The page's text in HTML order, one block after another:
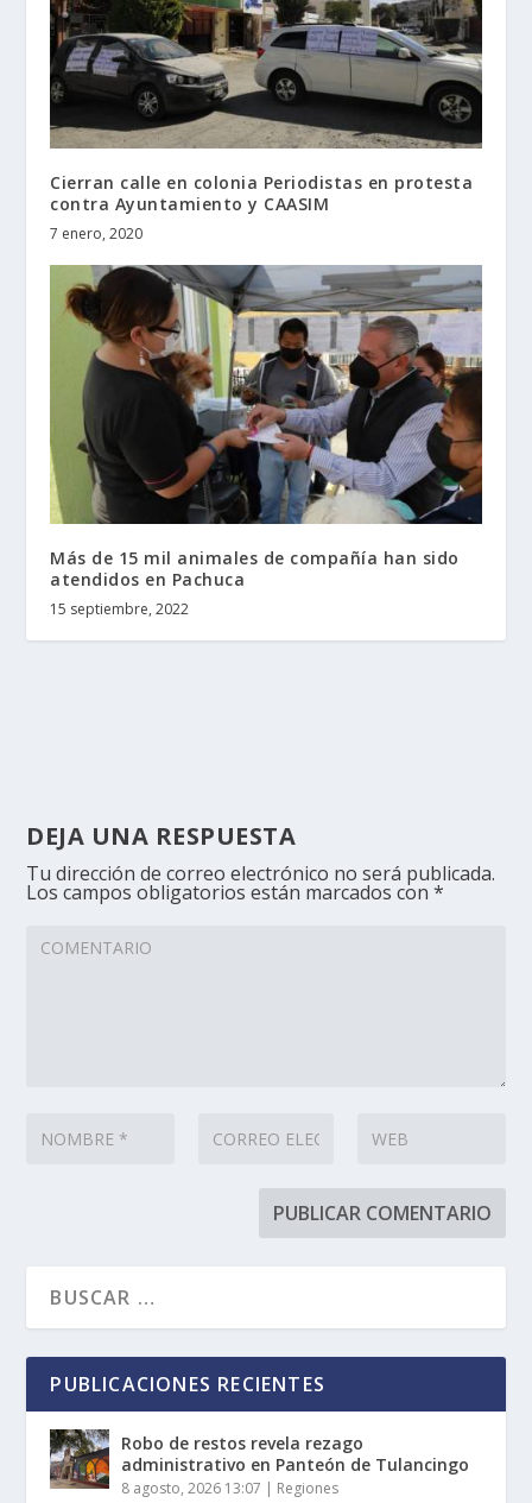
Cierran calle en colonia Periodistas en protesta
contra Ayuntamiento y CAASIM
7 enero, 2020
Más de 15 mil animales de compañía han sido
atendidos en Pachuca
15 septiembre, 2022
DEJA UNA RESPUESTA
Tu dirección de correo electrónico no será publicada.
Los campos obligatorios están marcados con*
PUBLICACIONES RECIENTES
Robo de restos revela rezago
administrativo en Panteón de Tulancingo
8 agosto, 2026 13:07 | Regiones